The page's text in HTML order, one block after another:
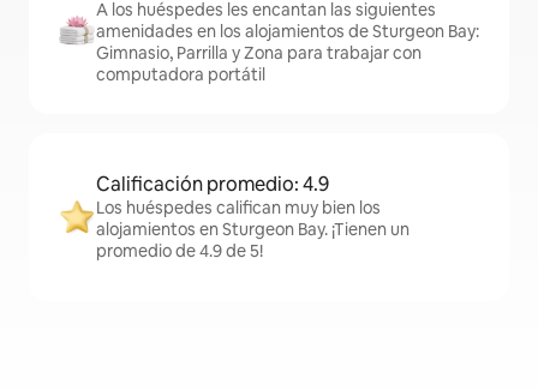
A los huéspedes les encantan las siguientes
amenidades en los alojamientos de Sturgeon Bay:
Gimnasio, Parrilla y Zona para trabajar con
computadora portátil
Calificación promedio: 4.9
Los huéspedes califican muy bien los
alojamientos en Sturgeon Bay. ¡Tienen un
promedio de 4.9 de 5!